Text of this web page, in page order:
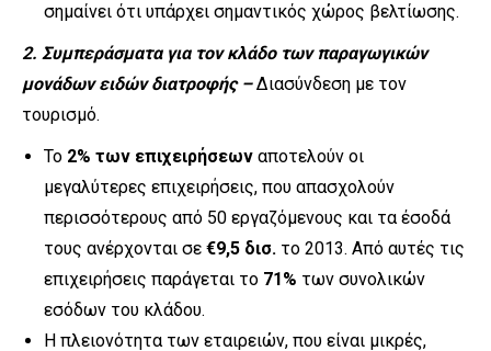
σημαίνει ότι υπάρχει σημαντικός χώρος βελτίωσης.
2. Συμπεράσματα για τον κλάδο των παραγωγικών
μονάδων ειδών διατροφής –Διασύνδεση με τον
τουρισμό.
Το 2% των επιχειρήσεων αποτελούν οι
μεγαλύτερες επιχειρήσεις, που απασχολούν
περισσότερους από 50 εργαζόμενους και τα έσοδά
τους ανέρχονται σε €9,5 δισ. το 2013. Από αυτές τις
επιχειρήσεις παράγεται το 71% των συνολικών
εσόδων του κλάδου.
Η πλειονότητα των εταιρειών, που είναι μικρές,